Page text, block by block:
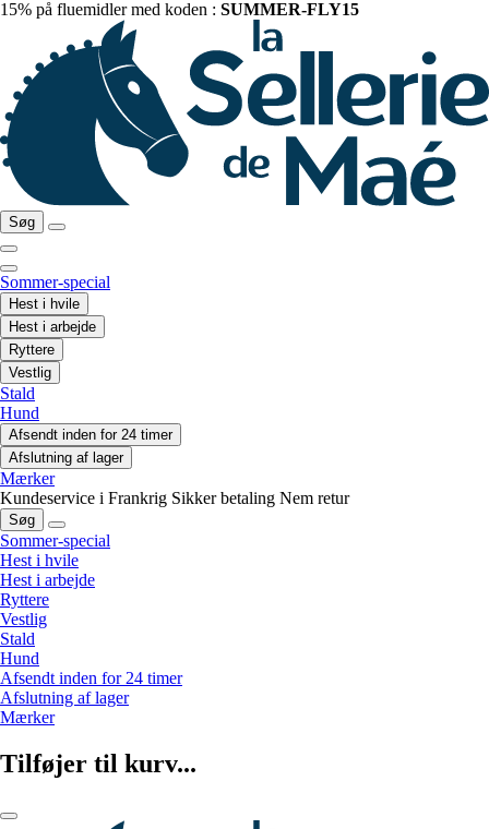
15% på fluemidler med koden : SUMMER-FLY15
Søg
Sommer-special
Hest i hvile
Hest i arbejde
Ryttere
Vestlig
Stald
Hund
Afsendt inden for 24 timer
Afslutning af lager
Mærker
Kundeservice i Frankrig Sikker betaling Nem retur
Søg
Sommer-special
Hest i hvile
Hest i arbejde
Ryttere
Vestlig
Stald
Hund
Afsendt inden for 24 timer
Afslutning af lager
Mærker
Tilføjer til kurv...